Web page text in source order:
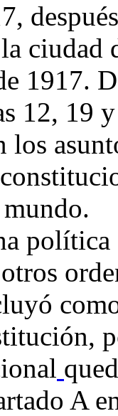
ciudad
1917.
12, 19
los
política
A